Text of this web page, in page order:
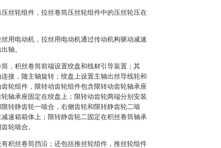
丝轮组件，拉丝卷筒压丝轮组件中的压丝轮压在
用电动机，拉丝用电动机通过传动机构驱动减速
轴。
，积丝卷筒前端设置绞盘和线材引导装置；其
接，随主轴旋转；绞盘上设置主轴出丝导线轮和
轮组件，限转动齿轮组件包含限转动齿轮轴承座
轴承座固定在绞盘上；限转动齿轮两端分别安装
转静齿轮一啮合，右侧齿轮和限转静齿轮二啮
速箱箱体上；限转静齿轮二固定在积丝卷筒轴承
轮啮合。
积丝卷筒挡沿；还包括推丝轮组件，推丝轮组件